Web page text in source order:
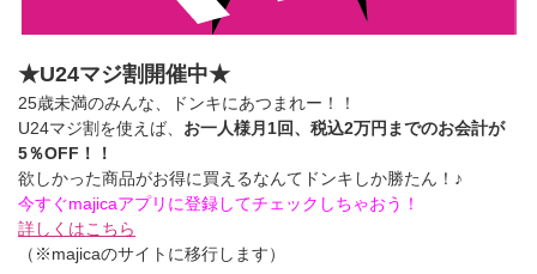
★U24マジ割開催中★
25歳未満のみんな、ドンキにあつまれー！！
U24マジ割を使えば、 お一人様月1回、税込2万円までのお会計が
5％OFF！！
欲しかった商品がお得に買えるなんてドンキしか勝たん！♪
今すぐmajicaアプリに登録してチェックしちゃおう！
詳しくはこちら
（※majicaのサイトに移行します）